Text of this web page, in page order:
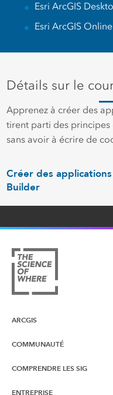
Esri ArcGIS
Esri ArcGIS
Détails sur le
Apprenez à créer des
tirent parti des
sans avoir à écrire de
Créer des
Builder
ARCGIS
À propos d'ArcGIS
ArcGIS Online
COMMUNAUTÉ
Blogue d'Esri Canada
COMPRENDRE LES SIG
ENTREPRISE